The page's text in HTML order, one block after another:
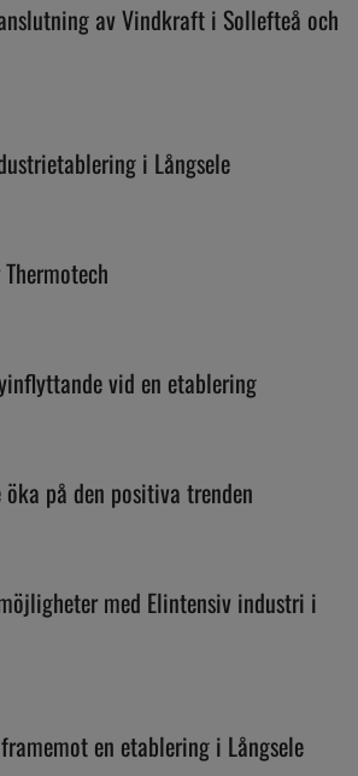
av Vindkraft i Sollefteå och
i Långsele
vid en etablering
på den positiva trenden
med Elintensiv industri i
en etablering i Långsele